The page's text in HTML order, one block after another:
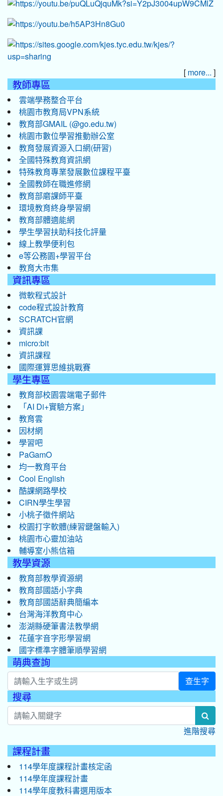
[ more... ]
教師專區
雲端學務整合平台
桃園市教育局VPN系統
教育部GMAIL (@go.edu.tw)
桃園市數位學習推動辦公室
教育發展資源入口網(研習)
全國特殊教育資訊網
特殊教育專業發展數位課程平臺
全國教師在職進修網
教育部磨課師平臺
環境教育終身學習網
教育部體適能網
學生學習扶助科技化評量
線上教學便利包
e等公務園+學習平台
教育大市集
資訊專區
微軟程式設計
code程式設計教育
SCRATCH官網
資訊課
micro:bit
資訊課程
國際運算思維挑戰賽
學生專區
教育部校園雲端電子郵件
「AI Di+實驗方案」
教育雲
因材網
學習吧
PaGamO
均一教育平台
Cool English
酷課網路學校
CIRN學生學習
小桃子徵件網站
校園打字軟體(練習鍵盤輸入)
桃園市心靈加油站
輔導室小熊信箱
教學資源
教育部教學資源網
教育部國語小字典
教育部國語辭典簡編本
台灣海洋教育中心
澎湖縣硬筆書法教學網
花蓮字音字形學習網
國字標準字體筆順學習網
萌典查詢
查生字
搜尋
進階搜尋
課程計畫
114學年度課程計畫核定函
114學年度課程計畫
114學年度教科書選用版本